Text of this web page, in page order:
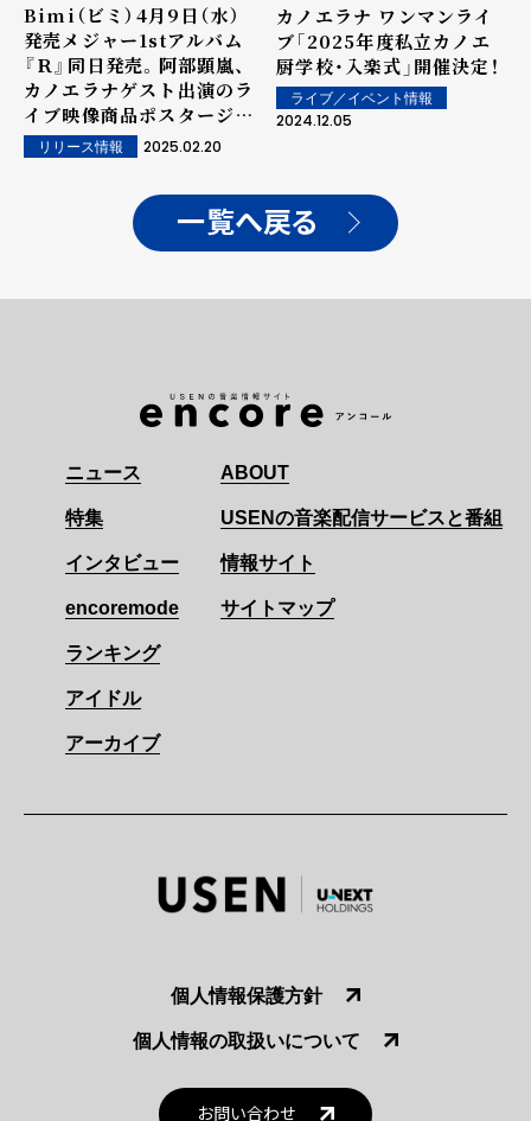
Bimi（ビミ）4月9日（水）
発売メジャー1stアルバム
『Ｒ』同日発売。阿部顕嵐、
カノエラナゲスト出演のラ
イブ映像商品ポスタージャ
ケット解禁！さらにライブ
映像から「Absolute
ZERO feat.Usnow」公
リリース情報 2025.02.20
カノエラナ ワンマンライ
ブ「2025年度私立カノエ
厨学校・入楽式」開催決定！
ライブ／イベント情報
2024.12.05
一覧へ戻る
ニュース
特集
インタビュー
encoremode
ランキング
アイドル
アーカイブ
ABOUT
USENの音楽配信サービスと番組
情報サイト
サイトマップ
個人情報保護方針
個人情報の取扱いについて
お問い合わせ